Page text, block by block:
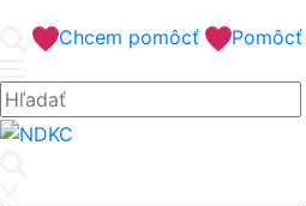
'.__('Search').'Chcem pomôcť Pomôcť
Hľadať: